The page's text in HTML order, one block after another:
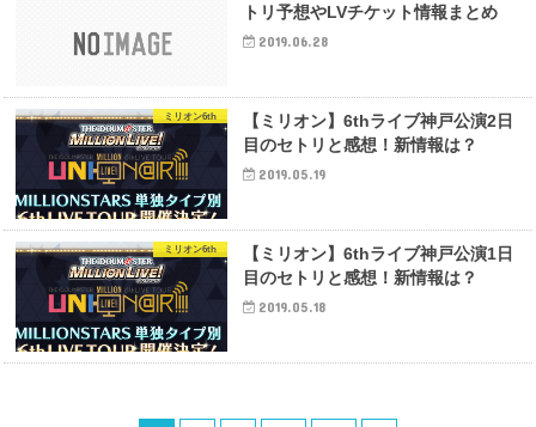
トリ予想やLVチケット情報まとめ
2019.06.28
ミリオン6th
【ミリオン】6thライブ神戸公演2日
目のセトリと感想！新情報は？
2019.05.19
ミリオン6th
【ミリオン】6thライブ神戸公演1日
目のセトリと感想！新情報は？
2019.05.18